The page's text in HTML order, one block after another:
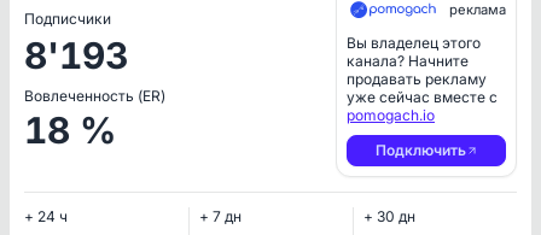
Подписчики
8'193
Вовлеченность (ER)
18 %
реклама
Вы владелец этого
канала? Начните
продавать рекламу
уже сейчас вместе с
pomogach.io
Подключить
+ 24 ч + 7 дн + 30 дн